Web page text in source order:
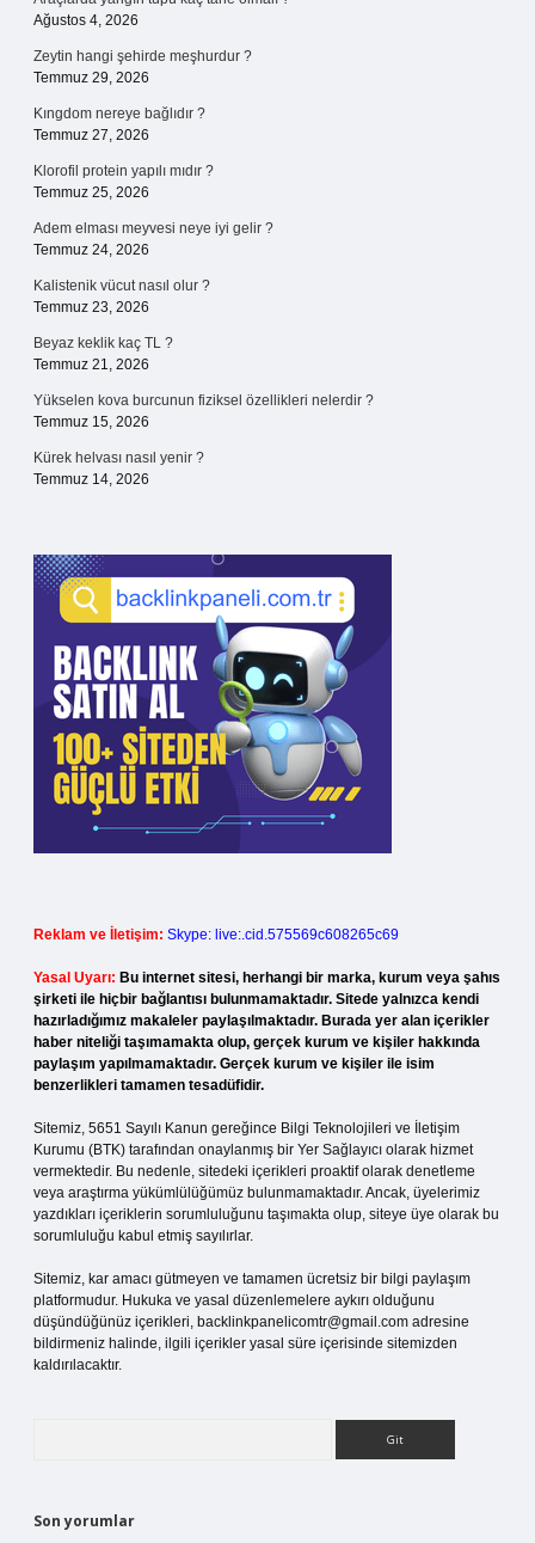
Ağustos 4, 2026
Zeytin hangi şehirde meşhurdur ?
Temmuz 29, 2026
Kıngdom nereye bağlıdır ?
Temmuz 27, 2026
Klorofil protein yapılı mıdır ?
Temmuz 25, 2026
Adem elması meyvesi neye iyi gelir ?
Temmuz 24, 2026
Kalistenik vücut nasıl olur ?
Temmuz 23, 2026
Beyaz keklik kaç TL ?
Temmuz 21, 2026
Yükselen kova burcunun fiziksel özellikleri nelerdir ?
Temmuz 15, 2026
Kürek helvası nasıl yenir ?
Temmuz 14, 2026
Reklam ve İletişim: Skype: live:.cid.575569c608265c69
Yasal Uyarı: Bu internet sitesi, herhangi bir marka, kurum veya şahıs
şirketi ile hiçbir bağlantısı bulunmamaktadır. Sitede yalnızca kendi
hazırladığımız makaleler paylaşılmaktadır. Burada yer alan içerikler
haber niteliği taşımamakta olup, gerçek kurum ve kişiler hakkında
paylaşım yapılmamaktadır. Gerçek kurum ve kişiler ile isim
benzerlikleri tamamen tesadüfidir.
Sitemiz, 5651 Sayılı Kanun gereğince Bilgi Teknolojileri ve İletişim
Kurumu (BTK) tarafından onaylanmış bir Yer Sağlayıcı olarak hizmet
vermektedir. Bu nedenle, sitedeki içerikleri proaktif olarak denetleme
veya araştırma yükümlülüğümüz bulunmamaktadır. Ancak, üyelerimiz
yazdıkları içeriklerin sorumluluğunu taşımakta olup, siteye üye olarak bu
sorumluluğu kabul etmiş sayılırlar.
Sitemiz, kar amacı gütmeyen ve tamamen ücretsiz bir bilgi paylaşım
platformudur. Hukuka ve yasal düzenlemelere aykırı olduğunu
düşündüğünüz içerikleri, backlinkpanelicomtr@gmail.com adresine
bildirmeniz halinde, ilgili içerikler yasal süre içerisinde sitemizden
kaldırılacaktır.
Son yorumlar